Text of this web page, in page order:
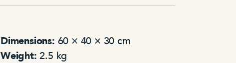
Dimensions: 60 × 40 × 30 cm
Weight: 2.5 kg